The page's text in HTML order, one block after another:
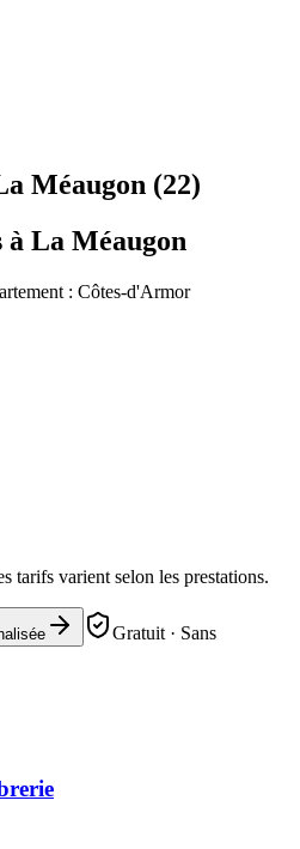
Méaugon (22)
à La Méaugon
: Côtes-d'Armor
tarifs varient selon les prestations.
Gratuit · Sans